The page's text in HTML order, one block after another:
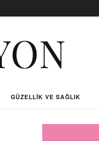
GÜZELLIK VE SAĞLIK